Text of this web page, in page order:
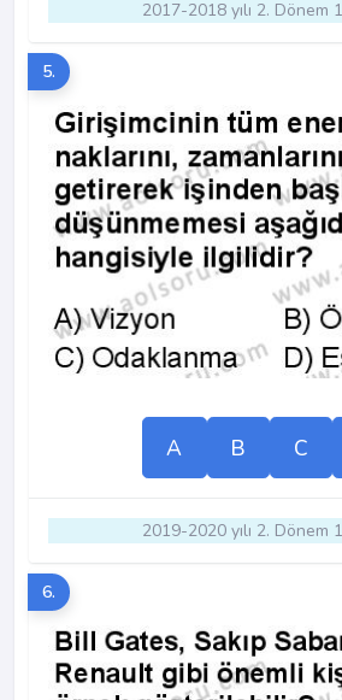
2017-2018 yılı 2. Dönem
5.
A B C
2019-2020 yılı 2. Dönem
6.